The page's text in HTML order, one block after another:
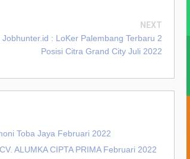
NEXT
Jobhunter.id : LoKer Palembang Terbaru 2
Posisi Citra Grand City Juli 2022
Toba Jaya Februari 2022
ALUMKA CIPTA PRIMA Februari 2022